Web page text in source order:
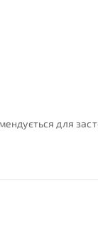
для